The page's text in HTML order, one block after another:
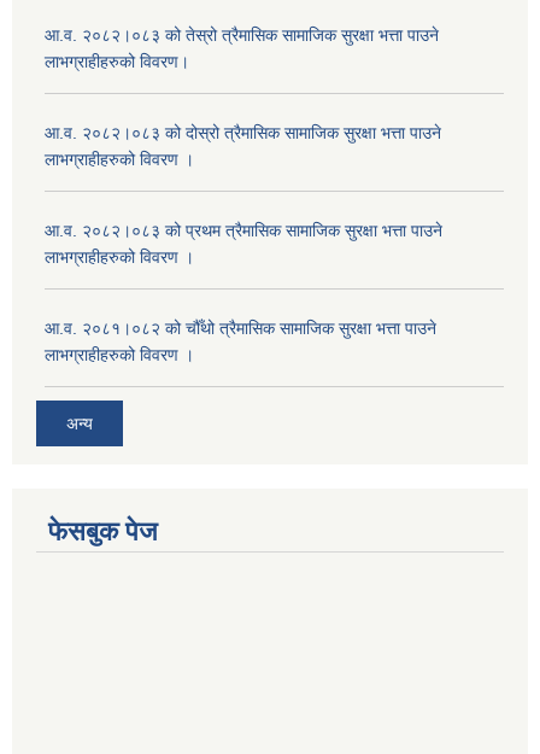
आ.व. २०८२।०८३ को तेस्रो त्रैमासिक सामाजिक सुरक्षा भत्ता पाउने
लाभग्राहीहरुको विवरण।
आ.व. २०८२।०८३ को दोस्रो त्रैमासिक सामाजिक सुरक्षा भत्ता पाउने
लाभग्राहीहरुको विवरण ।
आ.व. २०८२।०८३ को प्रथम त्रैमासिक सामाजिक सुरक्षा भत्ता पाउने
लाभग्राहीहरुको विवरण ।
आ.व. २०८१।०८२ को चौँथो त्रैमासिक सामाजिक सुरक्षा भत्ता पाउने
लाभग्राहीहरुको विवरण ।
अन्य
फेसबुक पेज